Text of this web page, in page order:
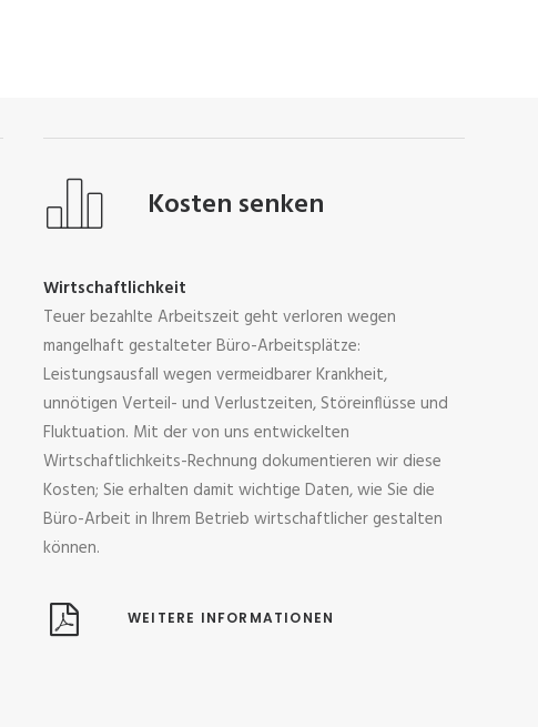
Kosten senken
Wirtschaftlichkeit
Teuer bezahlte Arbeitszeit geht verloren wegen
mangelhaft gestalteter Büro-Arbeitsplätze:
Leistungsausfall wegen vermeidbarer Krankheit,
unnötigen Verteil- und Verlustzeiten, Störeinflüsse und
Fluktuation. Mit der von uns entwickelten
Wirtschaftlichkeits-Rechnung dokumentieren wir diese
Kosten; Sie erhalten damit wichtige Daten, wie Sie die
Büro-Arbeit in Ihrem Betrieb wirtschaftlicher gestalten
können.
WEITERE INFORMATIONEN